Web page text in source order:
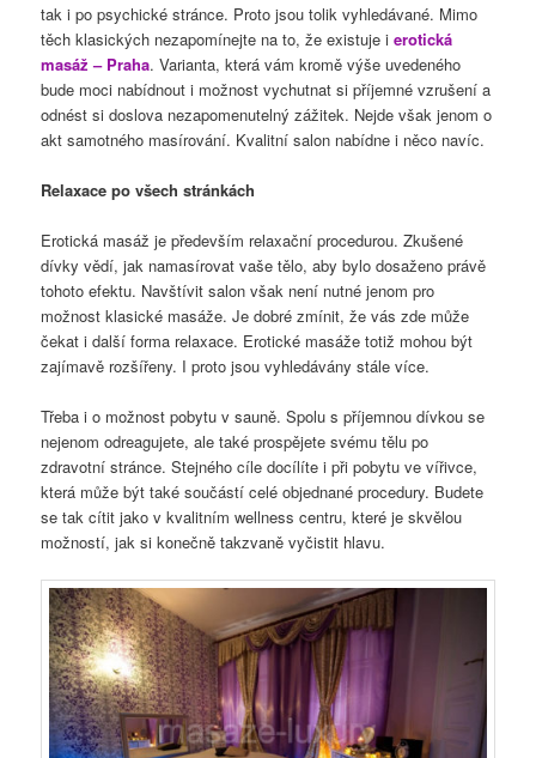
tak i po psychické stránce. Proto jsou tolik vyhledávané. Mimo
těch klasických nezapomínejte na to, že existuje ierotická
masáž – Praha. Varianta, která vám kromě výše uvedeného
bude moci nabídnout i možnost vychutnat si příjemné vzrušení a
odnést si doslova nezapomenutelný zážitek. Nejde však jenom o
akt samotného masírování. Kvalitní salon nabídne i něco navíc.
Relaxace po všech stránkách
Erotická masáž je především relaxační procedurou. Zkušené
dívky vědí, jak namasírovat vaše tělo, aby bylo dosaženo právě
tohoto efektu. Navštívit salon však není nutné jenom pro
možnost klasické masáže. Je dobré zmínit, že vás zde může
čekat i další forma relaxace. Erotické masáže totiž mohou být
zajímavě rozšířeny. I proto jsou vyhledávány stále více.
Třeba i o možnost pobytu v sauně. Spolu s příjemnou dívkou se
nejenom odreagujete, ale také prospějete svému tělu po
zdravotní stránce. Stejného cíle docílíte i při pobytu ve vířivce,
která může být také součástí celé objednané procedury. Budete
se tak cítit jako v kvalitním wellness centru, které je skvělou
možností, jak si konečně takzvaně vyčistit hlavu.